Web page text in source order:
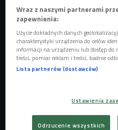
Daniel Spaleniak Foto: Michał Murawski
GALERIA
Wraz z naszymi partnerami
zapewnienia:
Użycie dokładnych danych
charakterystyki urządzenia do celów
informacji na urządzeniu lub dostęp do
treści, pomiar reklam i treści, badnie
Lista partnerów (dostawców)
Ustawienia
Odrzucenie wszystkich